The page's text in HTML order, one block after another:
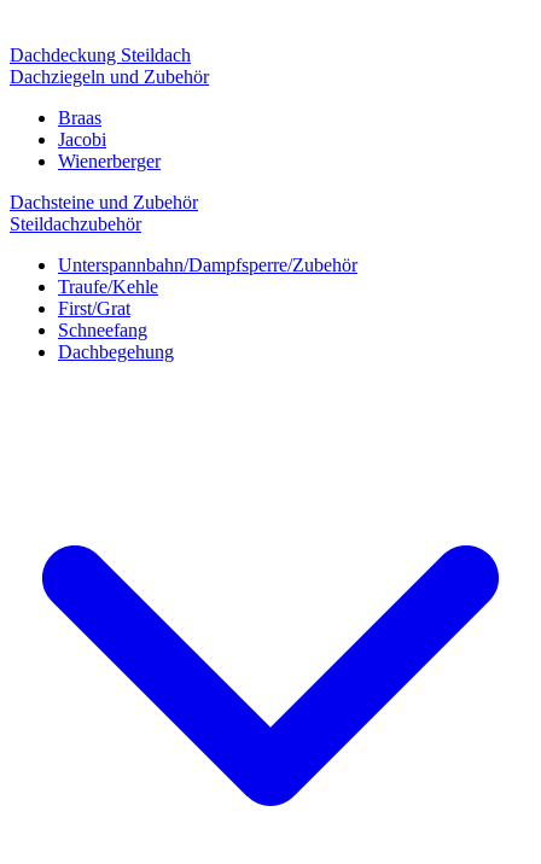
Dachdeckung Steildach
Dachziegeln und Zubehör
Braas
Jacobi
Wienerberger
Dachsteine und Zubehör
Steildachzubehör
Unterspannbahn/Dampfsperre/Zubehör
Traufe/Kehle
First/Grat
Schneefang
Dachbegehung